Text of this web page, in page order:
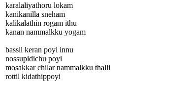
karalaliyathoru lokam
kanikanilla sneham
kalikalathin rogam ithu
kanan nammalkku yogam
bassil keran poyi innu
nossupidichu poyi
mosakkar chilar nammalkku thalli
rottil kidathippoyi